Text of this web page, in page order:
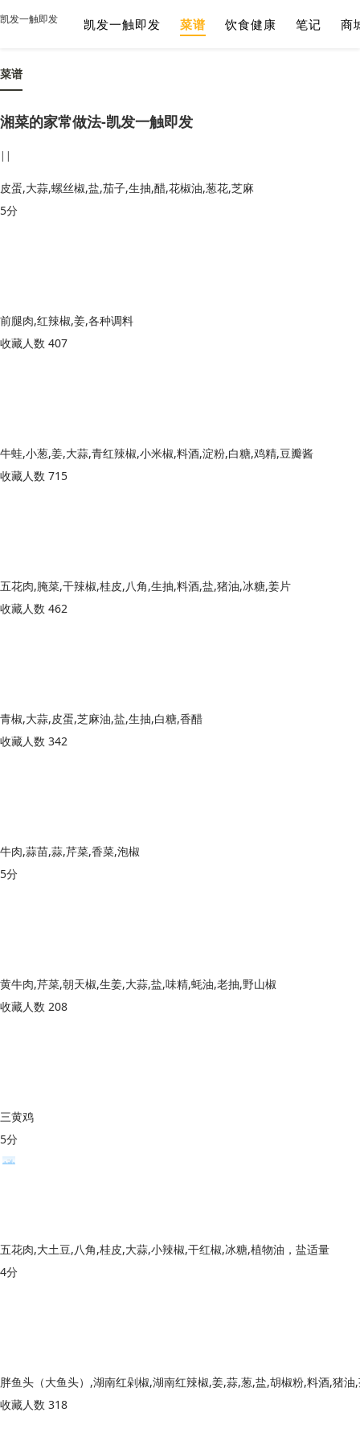
凯发一触即发 凯发一触即发 菜谱 饮食健康 笔记 商
菜谱
湘菜的家常做法-凯发一触即发
||
皮蛋,大蒜,螺丝椒,盐,茄子,生抽,醋,花椒油,葱花,芝麻
5分
前腿肉,红辣椒,姜,各种调料
收藏人数 407
牛蛙,小葱,姜,大蒜,青红辣椒,小米椒,料酒,淀粉,白糖,鸡精,豆瓣酱
收藏人数 715
五花肉,腌菜,干辣椒,桂皮,八角,生抽,料酒,盐,猪油,冰糖,姜片
收藏人数 462
青椒,大蒜,皮蛋,芝麻油,盐,生抽,白糖,香醋
收藏人数 342
牛肉,蒜苗,蒜,芹菜,香菜,泡椒
5分
黄牛肉,芹菜,朝天椒,生姜,大蒜,盐,味精,蚝油,老抽,野山椒
收藏人数 208
三黄鸡
5分
五花肉,大土豆,八角,桂皮,大蒜,小辣椒,干红椒,冰糖,植物油，盐适量
4分
收藏人数 318